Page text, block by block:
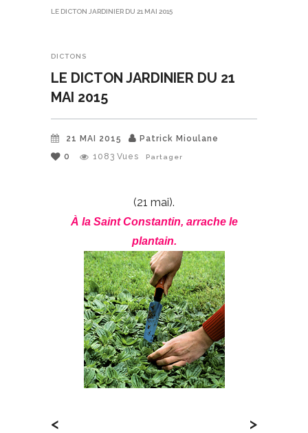
LE DICTON JARDINIER DU 21 MAI 2015
DICTONS
LE DICTON JARDINIER DU 21
MAI 2015
21 MAI 2015
Patrick Mioulane
0
1083 Vues Partager
(21 mai).
À la Saint Constantin, arrache le
plantain.
< >